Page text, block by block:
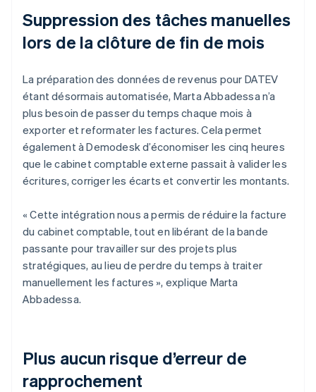
Suppression des tâches manuelles
lors de la clôture de fin de mois
La préparation des données de revenus pour DATEV
étant désormais automatisée, Marta Abbadessa n’a
plus besoin de passer du temps chaque mois à
exporter et reformater les factures. Cela permet
également à Demodesk d’économiser les cinq heures
que le cabinet comptable externe passait à valider les
écritures, corriger les écarts et convertir les montants.
« Cette intégration nous a permis de réduire la facture
du cabinet comptable, tout en libérant de la bande
passante pour travailler sur des projets plus
stratégiques, au lieu de perdre du temps à traiter
manuellement les factures », explique Marta
Abbadessa.
Plus aucun risque d’erreur de
rapprochement